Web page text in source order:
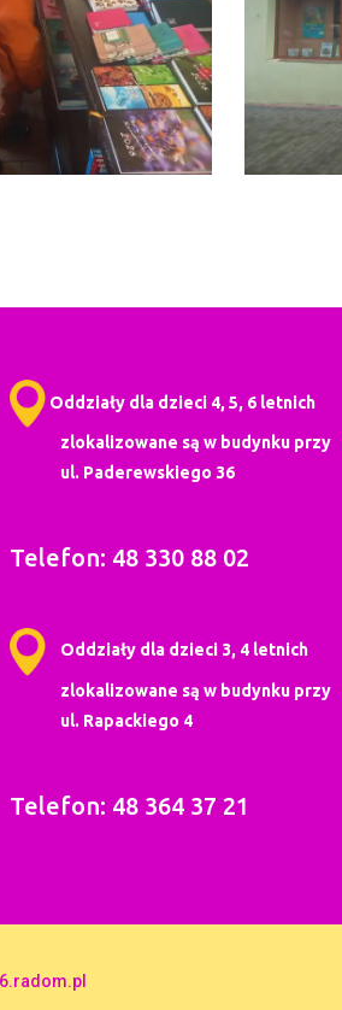
Oddziały dla dzieci 4, 5, 6 letnich
zlokalizowane są w budynku przy
ul. Paderewskiego 36
Telefon: 48 330 88 02
Oddziały dla dzieci 3, 4 letnich
zlokalizowane są w budynku przy
ul. Rapackiego 4
Telefon: 48 364 37 21